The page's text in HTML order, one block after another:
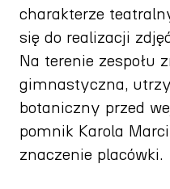
charakterze
się do realizacji
Na terenie zespołu
gimnastyczna,
botaniczny przed
pomnik Karola
znaczenie placówki.